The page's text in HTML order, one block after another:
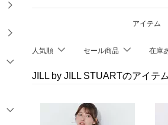
アイテム
人気順 セール商品 在庫
JILL by JILL STUARTのアイテ